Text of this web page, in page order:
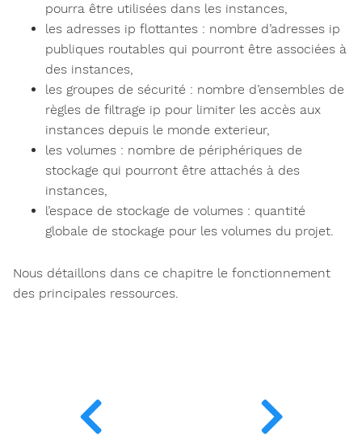
pourra être utilisées dans les instances,
les adresses ip flottantes : nombre d’adresses ip
publiques routables qui pourront être associées à
des instances,
les groupes de sécurité : nombre d’ensembles de
règles de filtrage ip pour limiter les accès aux
instances depuis le monde exterieur,
les volumes : nombre de périphériques de
stockage qui pourront être attachés à des
instances,
l’espace de stockage de volumes : quantité
globale de stockage pour les volumes du projet.
Nous détaillons dans ce chapitre le fonctionnement
des principales ressources.